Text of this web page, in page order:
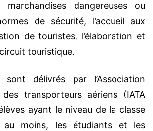
marchandises dangereuses ou
de sécurité, l’accueil aux
de touristes, l’élaboration et
touristique.
sont délivrés par l’Association
des transporteurs aériens (IATA
ayant le niveau de la classe
au moins, les étudiants et les